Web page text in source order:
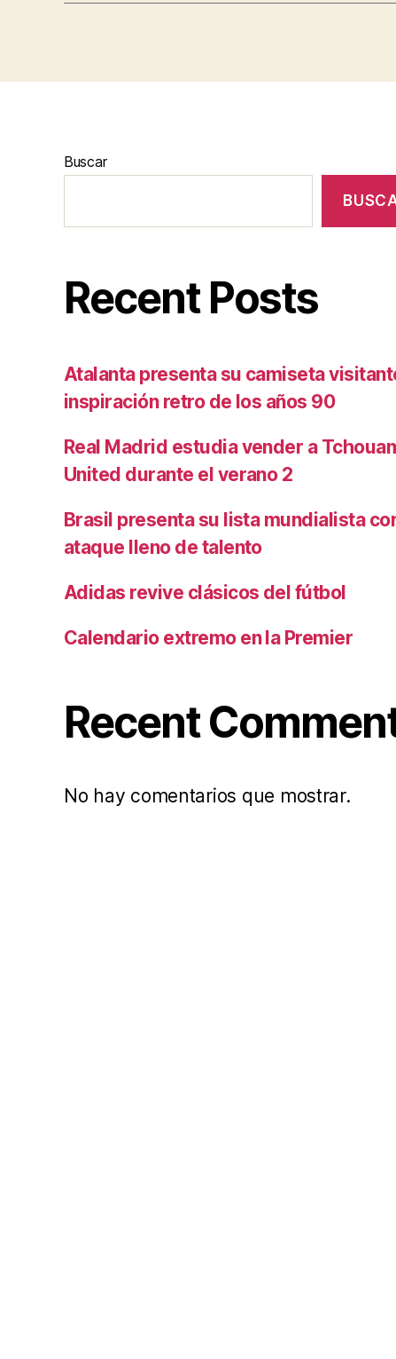
Buscar
Recent Posts
Atalanta presenta su camiseta
inspiración retro de los años 90
Real Madrid estudia vender a
United durante el verano 2
Brasil presenta su lista mundialista
ataque lleno de talento
Adidas revive clásicos del fútbol
Calendario extremo en la Premier
Recent
No hay comentarios que mostrar.